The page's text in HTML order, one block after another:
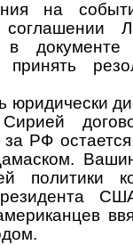
на
в
принять
юридически
РФ остается
политики